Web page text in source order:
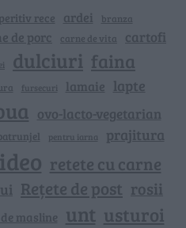
rece ardei branza
de porc carne de vita cartofi
dulciuri faina
fursecuri lamaie lapte
ovo-lacto-vegetarian
pentru iarna prajitura
retete cu carne
Rețete de post rosii
masline unt usturoi